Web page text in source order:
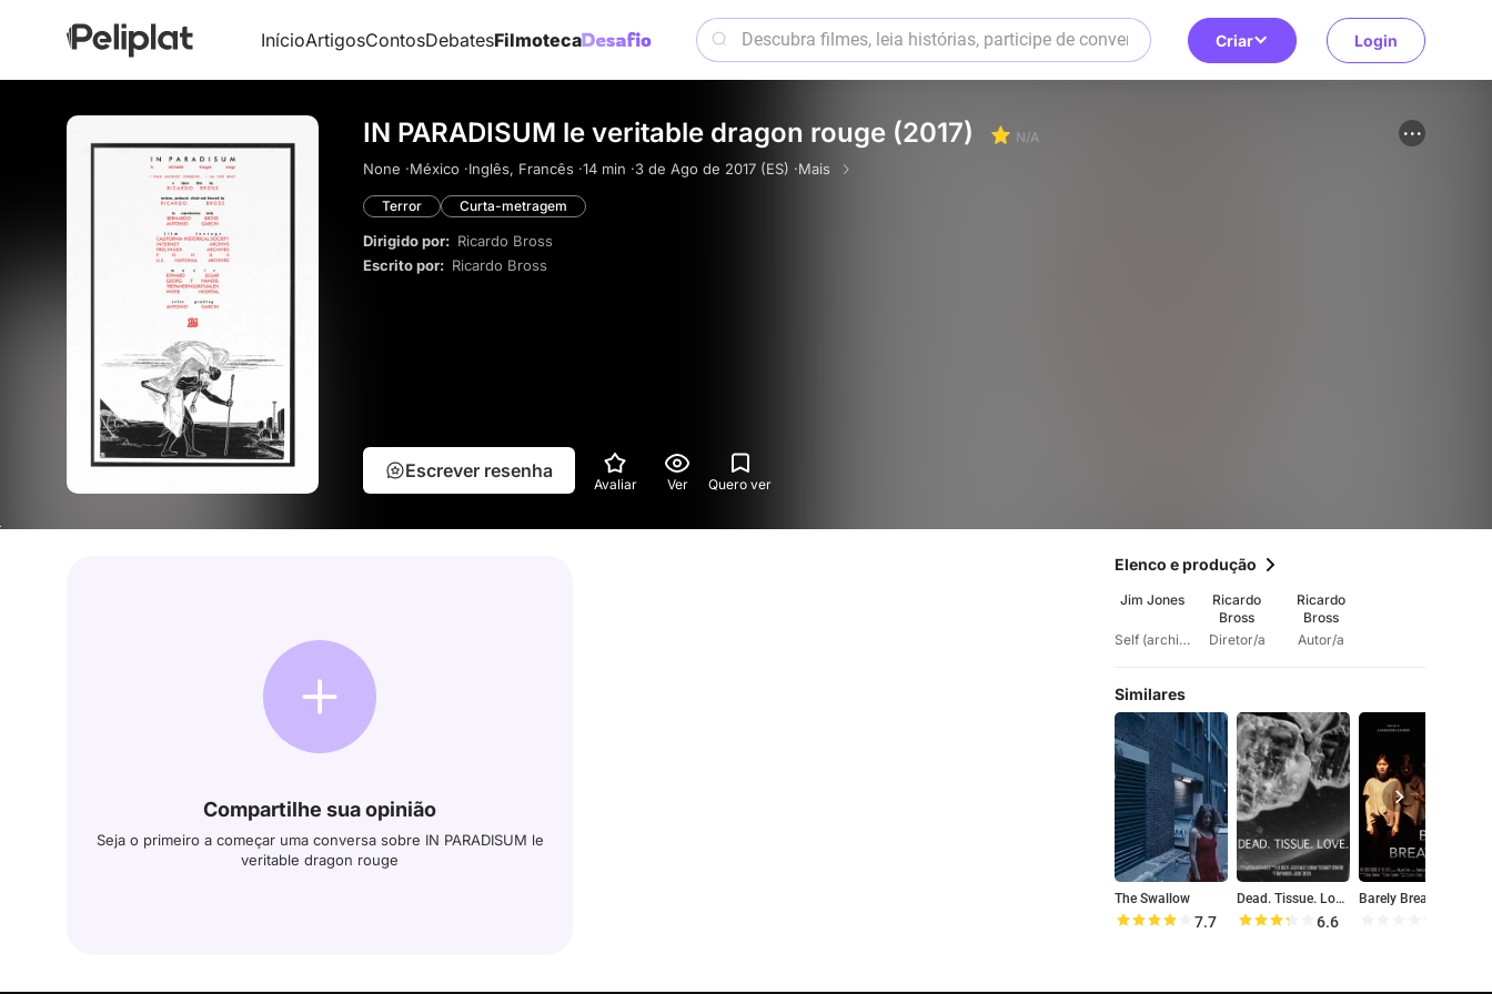
InícioArtigosContosDebatesFilmoteca Criar Login
IN PARADISUM le veritable dragon rouge (2017) N/A
None ·México ·Inglês, Francês ·14 min ·3 de Ago de 2017 (ES) ·Mais
Terror Curta-metragem
Dirigido por: Ricardo Bross
Escrito por: Ricardo Bross
Escrever resenha
Avaliar Ver Quero ver
Compartilhe sua opinião
Seja o primeiro a começar uma conversa sobre IN PARADISUM le
veritable dragon rouge
Elenco e produção
Jim Jones
Self (archiveFootage)
Ricardo
Bross
Diretor/a
Ricardo
Bross
Autor/a
Similares
The Swallow
7.7
Dead. Tissue. Love.
6.6
Barely Breathing